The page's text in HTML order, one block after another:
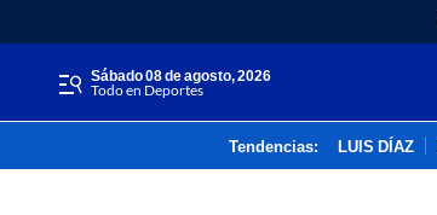
sábado 08 de agosto, 2026
Todo en Deportes
Tendencias: LUIS DÍAZ